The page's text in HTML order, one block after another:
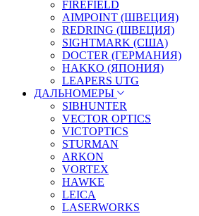
FIREFIELD
AIMPOINT (ШВЕЦИЯ)
REDRING (ШВЕЦИЯ)
SIGHTMARK (США)
DOCTER (ГЕРМАНИЯ)
HAKKO (ЯПОНИЯ)
LEAPERS UTG
ДАЛЬНОМЕРЫ
SIBHUNTER
VECTOR OPTICS
VICTOPTICS
STURMAN
ARKON
VORTEX
HAWKE
LEICA
LASERWORKS